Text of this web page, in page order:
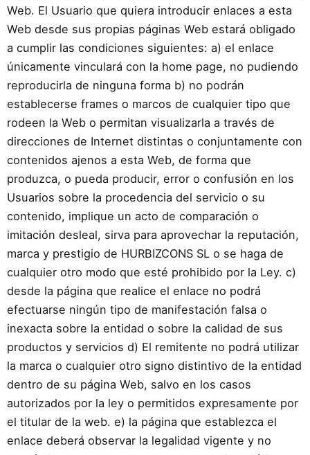
Web. El Usuario que quiera introducir enlaces a esta
Web desde sus propias páginas Web estará obligado
a cumplir las condiciones siguientes: a) el enlace
únicamente vinculará con la home page, no pudiendo
reproducirla de ninguna forma b) no podrán
establecerse frames o marcos de cualquier tipo que
rodeen la Web o permitan visualizarla a través de
direcciones de Internet distintas o conjuntamente con
contenidos ajenos a esta Web, de forma que
produzca, o pueda producir, error o confusión en los
Usuarios sobre la procedencia del servicio o su
contenido, implique un acto de comparación o
imitación desleal, sirva para aprovechar la reputación,
marca y prestigio de HURBIZCONS SL o se haga de
cualquier otro modo que esté prohibido por la Ley. c)
desde la página que realice el enlace no podrá
efectuarse ningún tipo de manifestación falsa o
inexacta sobre la entidad o sobre la calidad de sus
productos y servicios d) El remitente no podrá utilizar
la marca o cualquier otro signo distintivo de la entidad
dentro de su página Web, salvo en los casos
autorizados por la ley o permitidos expresamente por
el titular de la web. e) la página que establezca el
enlace deberá observar la legalidad vigente y no